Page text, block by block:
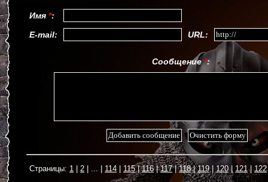
Имя *:
E-mail:
URL:
Сообщение*:
1 2 ... 114 115 116 117 118 119 120 121 122